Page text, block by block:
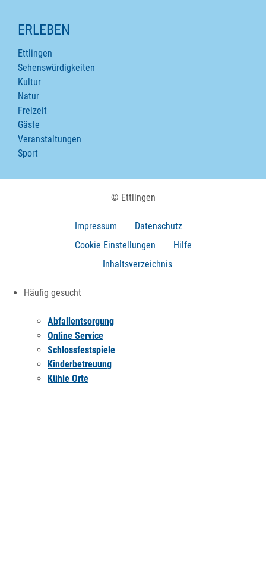
ERLEBEN
Ettlingen
Sehenswürdigkeiten
Kultur
Natur
Freizeit
Gäste
Veranstaltungen
Sport
© Ettlingen
Impressum
Datenschutz
Cookie Einstellungen
Hilfe
Inhaltsverzeichnis
Häufig gesucht
Abfallentsorgung
Online Service
Schlossfestspiele
Kinderbetreuung
Kühle Orte